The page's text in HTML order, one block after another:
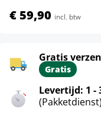
€ 59,90 incl. btw
Gratis
Gratis
Levertijd: 1 -
(Pakketdienst)